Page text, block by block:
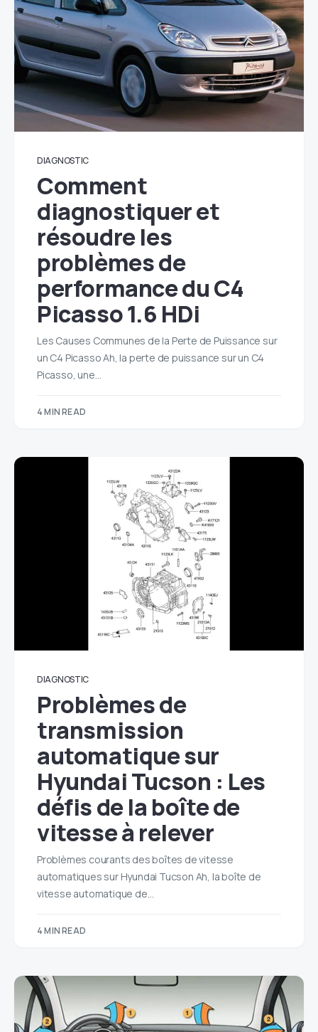
DIAGNOSTIC
Comment
diagnostiquer et
résoudre les
problèmes de
performance du C4
Picasso 1.6 HDi
Les Causes Communes de la Perte de Puissance sur
un C4 Picasso Ah, la perte de puissance sur un C4
Picasso, une…
4 MIN READ
DIAGNOSTIC
Problèmes de
transmission
automatique sur
Hyundai Tucson : Les
défis de la boîte de
vitesse à relever
Problèmes courants des boîtes de vitesse
automatiques sur Hyundai Tucson Ah, la boîte de
vitesse automatique de…
4 MIN READ